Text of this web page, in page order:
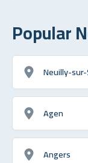
Popular
Neuilly-
Agen
Angers